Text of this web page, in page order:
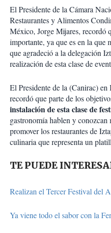
El Presidente de la Cámara
Restaurantes y Alimentos
México, Jorge Mijares, recordó
importante, ya que es en la que
que agradeció a la delegación
realización de esta clase de
El Presidente de la (Canirac)
recordó que parte de los
instalación de esta clase de
gastronomía hablen y
promover los restaurantes de
culinaria que representa un
TE PUEDE
Realizan el Tercer Festival del
Ya viene todo el sabor con la